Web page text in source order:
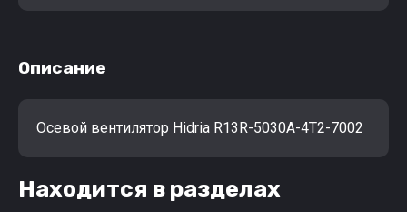
Описание
Осевой вентилятор Hidria R13R-5030A-4T2-7002
Находится в разделах